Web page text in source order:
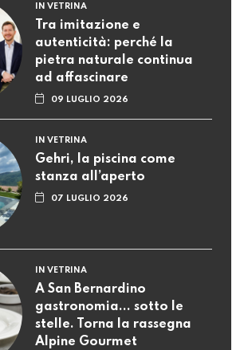
IN VETRINA
Tra imitazione e
autenticità: perché la
pietra naturale continua
ad affascinare
09 LUGLIO 2026
IN VETRINA
Gehri, la piscina come
stanza all’aperto
07 LUGLIO 2026
IN VETRINA
A San Bernardino
gastronomia... sotto le
stelle. Torna la rassegna
Alpine Gourmet